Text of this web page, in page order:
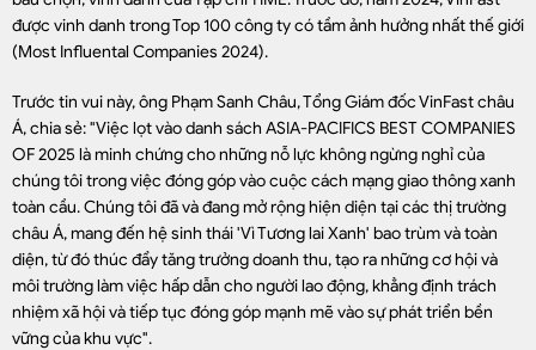
được vinh danh trong Top 100 công ty có tầm ảnh hưởng nhất thế giới
(Most Influental Companies 2024).
Trước tin vui này, ông Phạm Sanh Châu, Tổng Giám đốc VinFast châu
Á, chia sẻ: "Việc lọt vào danh sách ASIA-PACIFICS BEST COMPANIES
OF 2025 là minh chứng cho những nỗ lực không ngừng nghỉ của
chúng tôi trong việc đóng góp vào cuộc cách mạng giao thông xanh
toàn cầu. Chúng tôi đã và đang mở rộng hiện diện tại các thị trường
châu Á, mang đến hệ sinh thái 'Vì Tương lai Xanh' bao trùm và toàn
diện, từ đó thúc đẩy tăng trưởng doanh thu, tạo ra những cơ hội và
môi trường làm việc hấp dẫn cho người lao động, khẳng định trách
nhiệm xã hội và tiếp tục đóng góp mạnh mẽ vào sự phát triển bền
vững của khu vực".